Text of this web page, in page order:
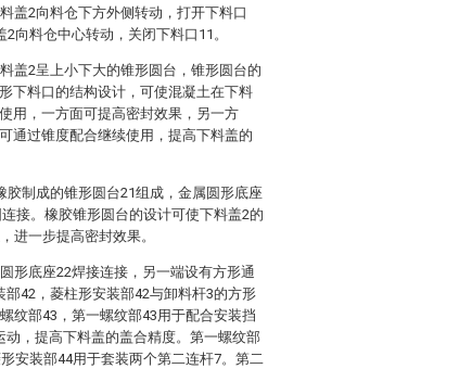
盖2向料仓下方外侧转动，打开下料口
向料仓中心转动，关闭下料口11。
盖2呈上小下大的锥形圆台，锥形圆台的
下料口的结构设计，可使混凝土在下料
用，一方面可提高密封效果，另一方
通过锥度配合继续使用，提高下料盖的
制成的锥形圆台21组成，金属圆形底座
接。橡胶锥形圆台的设计可使下料盖2的
进一步提高密封效果。
形底座22焊接连接，另一端设有方形通
42，菱柱形安装部42与卸料杆3的方形
纹部43，第一螺纹部43用于配合安装挡
，提高下料盖的盖合精度。第一螺纹部
安装部44用于套装两个第二连杆7。第二